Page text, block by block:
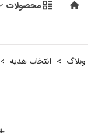
محصولات
وبلاگ > انتخاب هدیه >